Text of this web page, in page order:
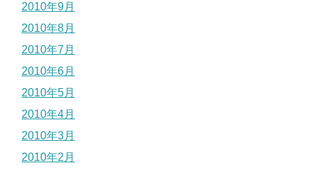
2010年9月
2010年8月
2010年7月
2010年6月
2010年5月
2010年4月
2010年3月
2010年2月